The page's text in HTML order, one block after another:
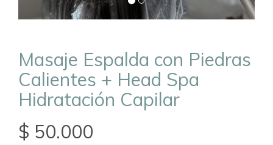
Masaje Espalda con Piedras
Calientes + Head Spa
Hidratación Capilar
$ 50.000